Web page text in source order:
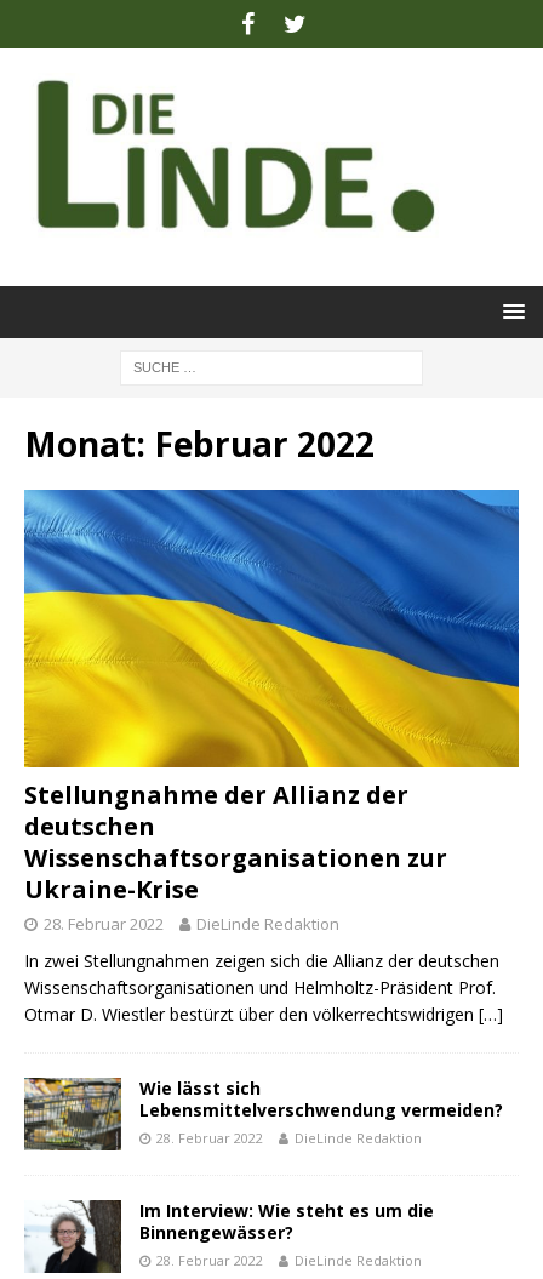
Monat: Februar 2022
Stellungnahme der Allianz der
deutschen
Wissenschaftsorganisationen zur
Ukraine-Krise
28. Februar 2022 DieLinde Redaktion
In zwei Stellungnahmen zeigen sich die Allianz der deutschen
Wissenschaftsorganisationen und Helmholtz-Präsident Prof.
Otmar D. Wiestler bestürzt über den völkerrechtswidrigen […]
Wie lässt sich
Lebensmittelverschwendung vermeiden?
28. Februar 2022 DieLinde Redaktion
Im Interview: Wie steht es um die
Binnengewässer?
28. Februar 2022 DieLinde Redaktion